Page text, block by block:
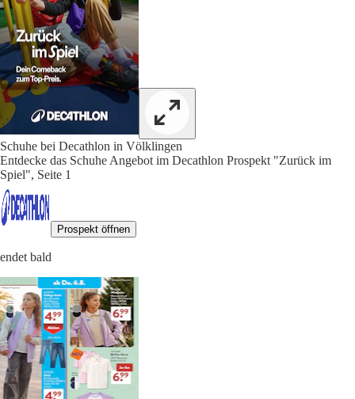
Schuhe bei Decathlon in Völklingen
Entdecke das Schuhe Angebot im Decathlon Prospekt "Zurück im
Spiel", Seite 1
Prospekt öffnen
endet bald